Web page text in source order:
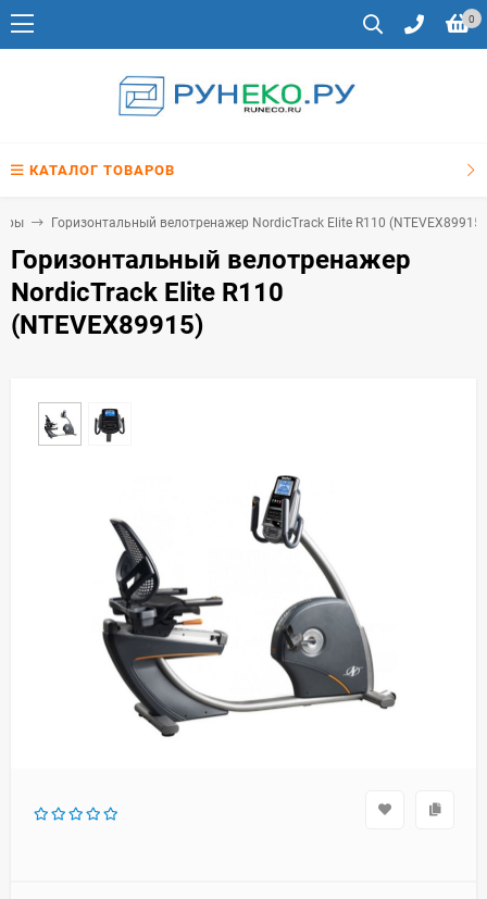
0
КАТАЛОГ ТОВАРОВ
Горизонтальный велотренажер NordicTrack Elite R110 (NTEVEX89915)
Горизонтальный велотренажер
NordicTrack Elite R110
(NTEVEX89915)